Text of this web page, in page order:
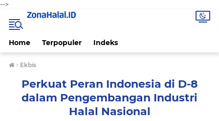
-->
Home Terpopuler Indeks
› Ekbis
Perkuat Peran Indonesia di D-8
dalam Pengembangan Industri
Halal Nasional